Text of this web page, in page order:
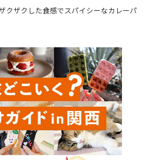
クザクした食感でスパイシーなカレーパ